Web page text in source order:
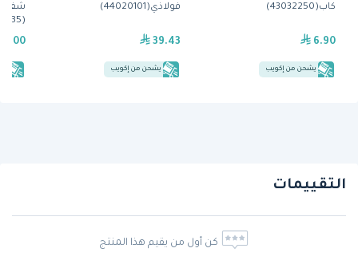
كاب(43032250)
6.90
يشحن من إكويب
فولاذي(44020101)
39.43
يشحن من إكويب
(1826SCCW135) من كامبرو
التقييمات
كن أول من يقيم هذا المنتج